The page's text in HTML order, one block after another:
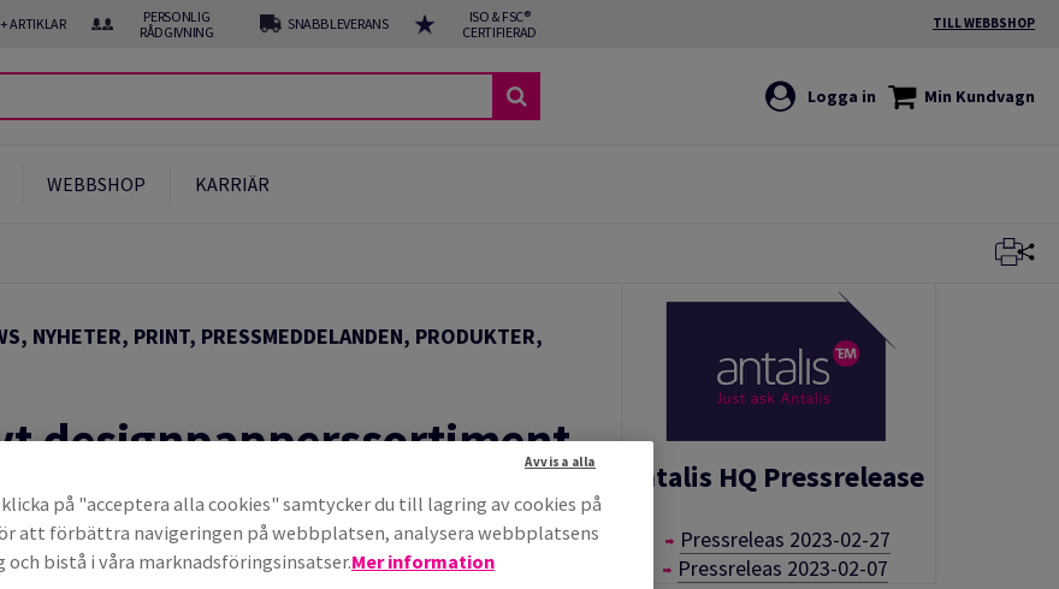
ARTIKLAR
PERSONLIG
RÅDGIVNING
SNABB LEVERANS
ISO & FSC®
CERTIFIERAD
TILL WEBBSHOP
Logga in Min Kundvagn
WEBBSHOP KARRIÄR
NYHETER, PRINT, PRESSMEDDELANDEN, PRODUKTER,
designpapperssortiment
Antalis HQ Pressrelease
Pressreleas 2023-02-27
Pressreleas 2023-02-07
på "acceptera alla cookies" samtycker du till lagring av cookies på
att förbättra navigeringen på webbplatsen, analysera webbplatsens
och bistå i våra marknadsföringsinsatser.Mer information
Avvisa alla